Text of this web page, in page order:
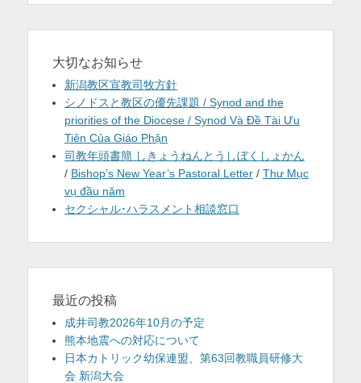
大切なお知らせ
新潟教区宣教司牧方針
シノドスと教区の優先課題 / Synod and the
priorities of the Diocese / Synod Và Đề Tài Ưu
Tiên Của Giáo Phận
司教年頭書簡 しきょうねんとうしぼくしょかん
/ Bishop’s New Year’s Pastoral Letter / Thư Mục
vụ đầu năm
セクシャル･ハラスメント相談窓口
最近の投稿
成井司教2026年10月の予定
熊本地震への対応について
日本カトリック幼保連盟、第63回教職員研修大
会 新潟大会